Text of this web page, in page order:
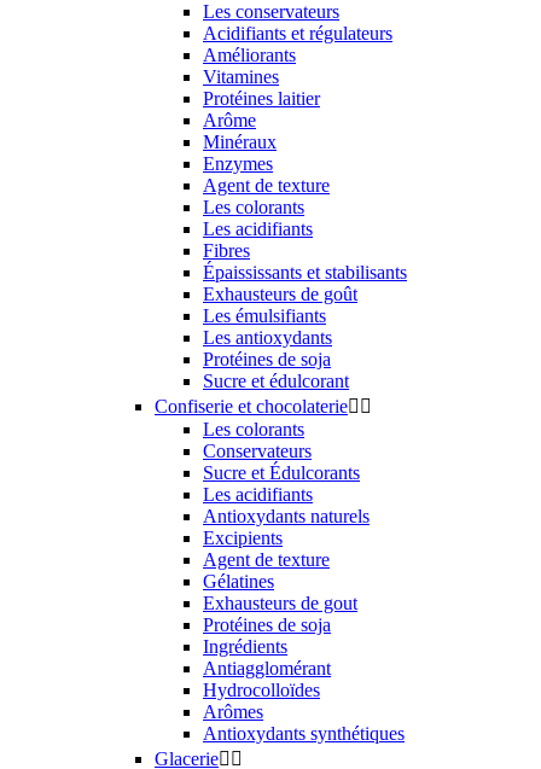
Les conservateurs
Acidifiants et régulateurs
Améliorants
Vitamines
Protéines laitier
Arôme
Minéraux
Enzymes
Agent de texture
Les colorants
Les acidifiants
Fibres
Épaississants et stabilisants
Exhausteurs de goût
Les émulsifiants
Les antioxydants
Protéines de soja
Sucre et édulcorant
Confiserie et chocolaterie 
Les colorants
Conservateurs
Sucre et Édulcorants
Les acidifiants
Antioxydants naturels
Excipients
Agent de texture
Gélatines
Exhausteurs de gout
Protéines de soja
Ingrédients
Antiagglomérant
Hydrocolloïdes
Arômes
Antioxydants synthétiques
Glacerie 